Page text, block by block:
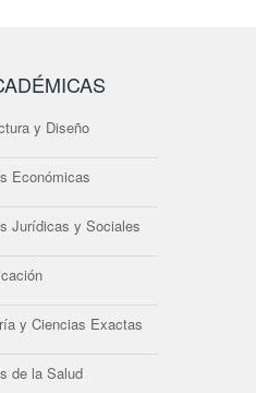
y Diseño
Económicas
Jurídicas y Sociales
y Ciencias Exactas
de la Salud